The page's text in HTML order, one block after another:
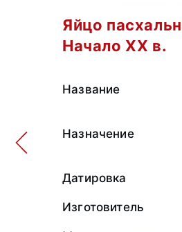
Яйцо
Начало XX в.
Название
Назначение
Датировка
Изготовитель